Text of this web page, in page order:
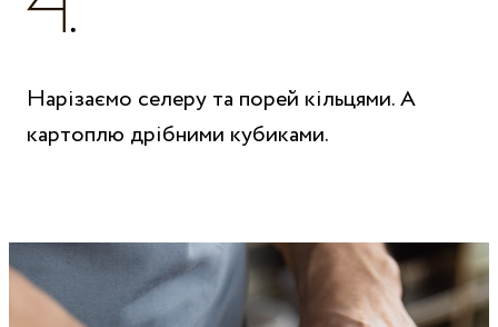
Нарізаємо селеру та порей кільцями. А
картоплю дрібними кубиками.